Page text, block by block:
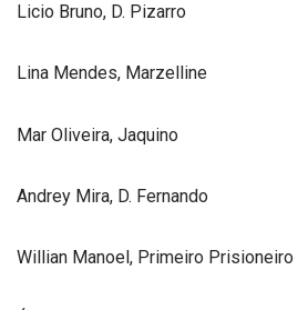
Licio Bruno, D. Pizarro
Lina Mendes, Marzelline
Mar Oliveira, Jaquino
Andrey Mira, D. Fernando
Willian Manoel, Primeiro Prisioneiro